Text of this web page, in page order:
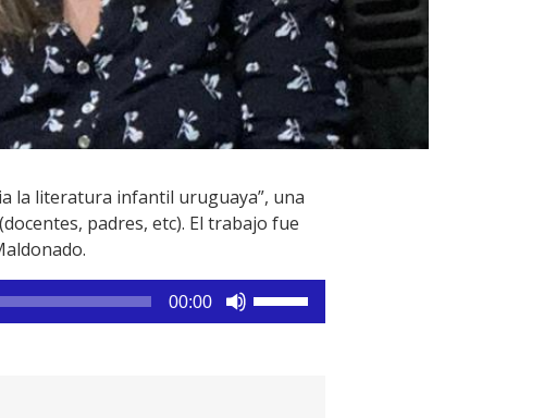
la literatura infantil uruguaya”, una
padres, etc). El trabajo fue
00:00